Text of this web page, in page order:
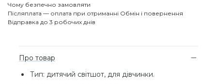
Чому безпечно замовляти
Післяплата — оплата при отриманні Обмін і повернення
Відправка до 3 робочих днів
Про товар
Тип: дитячий світшот, для дівчинки.